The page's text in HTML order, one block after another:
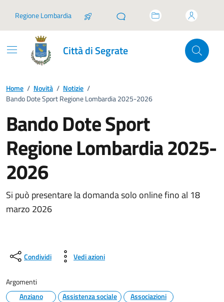
Regione Lombardia
Città di Segrate
Home / Novità / Notizie /
Bando Dote Sport Regione Lombardia 2025-2026
Bando Dote Sport
Regione Lombardia 2025-
2026
Si può presentare la domanda solo online fino al 18
marzo 2026
Condividi Vedi azioni
Argomenti
Anziano
Assistenza sociale
Associazioni